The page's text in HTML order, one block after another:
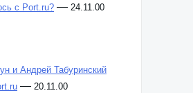
с Port.ru? — 24.11.00
и Андрей Табуринский
— 20.11.00